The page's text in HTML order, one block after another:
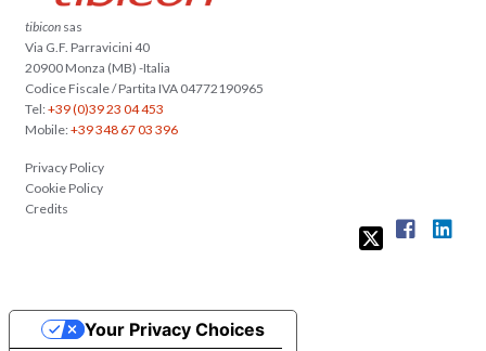
tibicon sas
Via G.F. Parravicini 40
20900 Monza (MB) -Italia
Codice Fiscale / Partita IVA 04772190965
Tel:+39 (0)39 23 04 453
Mobile:+39 348 67 03 396
Privacy Policy
Cookie Policy
Credits
Your Privacy Choices